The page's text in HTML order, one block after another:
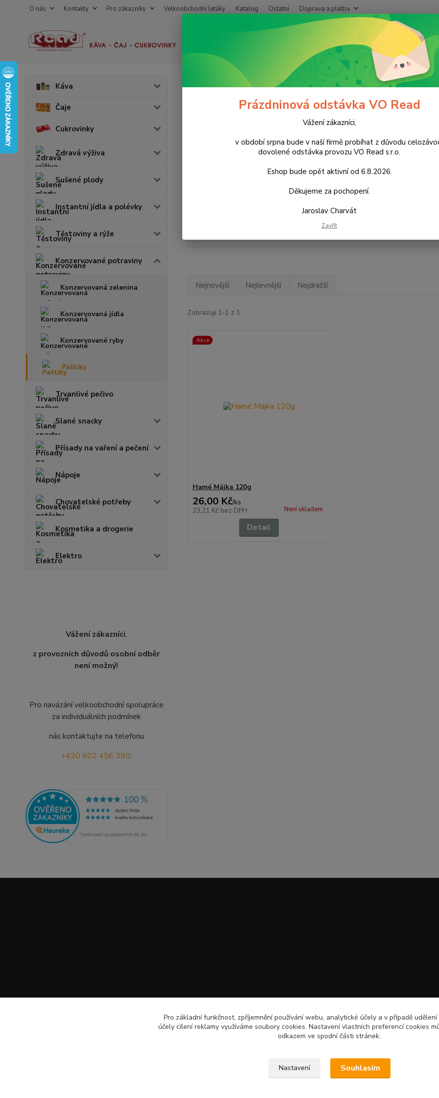
O nás Kontakty Pro zákazníky Velkoobchodní letáky Katalog Ostatní Doprava a platba
Po -
Káva
Čaje
Cukrovinky
Zdravá výživa
Sušené plody
Instantní jídla a polévky
Těstoviny a rýže
Konzervované potraviny
Konzervovaná zelenina
Konzervovaná jídla
Konzervované ryby
Paštiky
Trvanlivé pečivo
Slané snacky
Přísady na vaření a pečení
Nápoje
Chovatelské potřeby
Kosmetika a drogerie
Elektro
Vážení zákazníci,
z provozních důvodů osobní odběr
není možný!
Pro navázání velkoobchodní spolupráce
za individuálních podmínek
nás kontaktujte na telefonu
+420 602 456 390.
Konzervované potraviny Paštiky
Kč Od
Novinka
Nejnovější Nejlevnější Nejdražší
Zobrazuji 1-1 z 1
Akce
Hamé Májka 120g
26,00 Kč/ks
23,21 Kč bez DPH Není skladem
Detail
Prázdninová odstávka VO Read
Vážení zákazníci,
v období srpna bude v naší firmě probíhat z důvodu
dovolené odstávka provozu VO Read s.r.o.
Eshop bude opět aktivní od 6.8.2026.
Děkujeme za pochopení.
Jaroslav Charvát
Zavřít
Pro základní funkčnost, zpříjemnění používání webu, analytické účely a v případě
účely cílení reklamy využíváme soubory cookies. Nastavení vlastních preferencí cookies
odkazem ve spodní části stránek.
Nastavení Souhlasím